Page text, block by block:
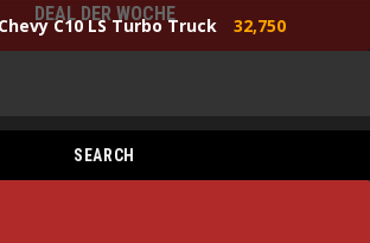
DEAL DER WOCHE
C10 LS Turbo Truck 32,750